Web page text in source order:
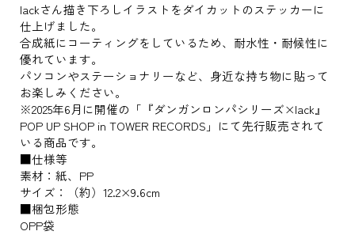
lackさん描き下ろしイラストをダイカットのステッカーに
仕上げました。
合成紙にコーティングをしているため、耐水性・耐候性に
優れています。
パソコンやステーショナリーなど、身近な持ち物に貼って
お楽しみください。
※2025年6月に開催の「『ダンガンロンパシリーズ×lack』
POP UP SHOP in TOWER RECORDS」にて先行販売されて
いる商品です。
■仕様等
素材：紙、PP
サイズ：（約）12.2×9.6cm
■梱包形態
OPP袋